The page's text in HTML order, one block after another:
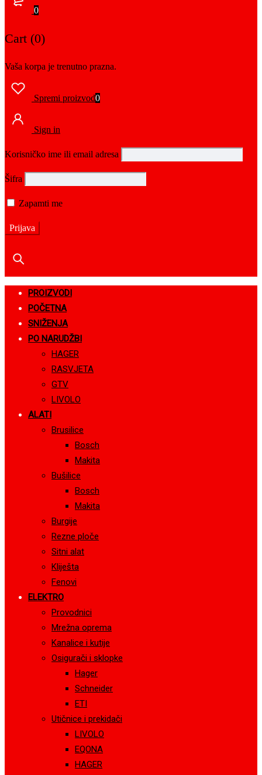
0
Cart (0)
Vaša korpa je trenutno prazna.
Spremi proizvod0
Sign in
Korisničko ime ili email adresa
Šifra
Zapamti me
PROIZVODI
POČETNA
SNIŽENJA
PO NARUDŽBI
HAGER
RASVJETA
GTV
LIVOLO
ALATI
Brusilice
Bosch
Makita
Bušilice
Bosch
Makita
Burgije
Rezne ploče
Sitni alat
Kliješta
Fenovi
ELEKTRO
Provodnici
Mrežna oprema
Kanalice i kutije
Osigurači i sklopke
Hager
Schneider
ETI
Utičnice i prekidači
LIVOLO
EQONA
HAGER